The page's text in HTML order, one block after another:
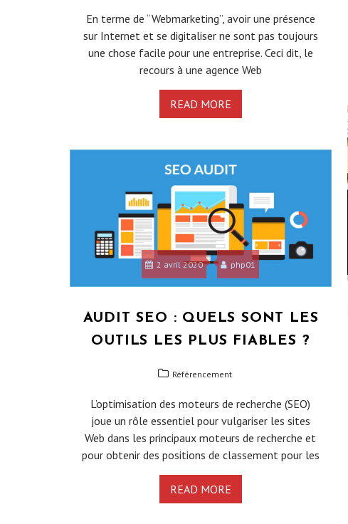
En terme de “Webmarketing”, avoir une présence
sur Internet et se digitaliser ne sont pas toujours
une chose facile pour une entreprise. Ceci dit, le
recours à une agence Web
READ MORE
2 avril 2020 php01
AUDIT SEO : QUELS SONT LES
OUTILS LES PLUS FIABLES ?
Référencement
L’optimisation des moteurs de recherche (SEO)
joue un rôle essentiel pour vulgariser les sites
Web dans les principaux moteurs de recherche et
pour obtenir des positions de classement pour les
READ MORE